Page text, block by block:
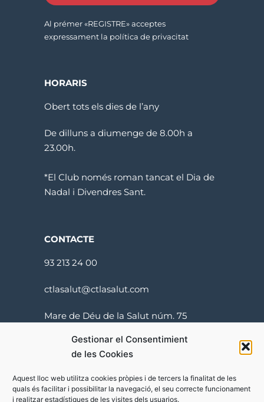
Gestionar el Consentimient
de les Cookies
Aquest lloc web utilitza cookies pròpies i de tercers la finalitat de les
quals és facilitar i possibilitar la navegació, el seu correcte funcionament
i realitzar estadístiques de les visites dels usuarios.
Al prémer «REGISTRE» acceptes
expressament la política de privacitat
HORARIS
Obert tots els dies de l’any
De dilluns a diumenge de 8.00h a
23.00h.
*El Club només roman tancat el Dia de
Nadal i Divendres Sant.
CONTACTE
93 213 24 00
ctlasalut@ctlasalut.com
Mare de Déu de la Salut núm. 75